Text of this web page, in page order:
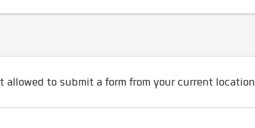
allowed to submit a form from your current location.